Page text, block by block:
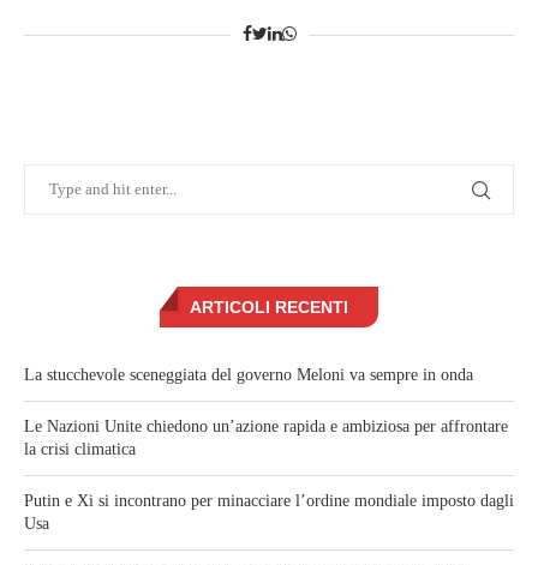
ARTICOLI RECENTI
La stucchevole sceneggiata del governo Meloni va sempre in onda
Le Nazioni Unite chiedono un’azione rapida e ambiziosa per affrontare
la crisi climatica
Putin e Xi si incontrano per minacciare l’ordine mondiale imposto dagli
Usa